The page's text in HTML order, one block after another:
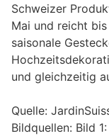
Schweizer
Mai und reicht
saisonale
und gleichzeitig
Quelle:
Bildquellen: Bild